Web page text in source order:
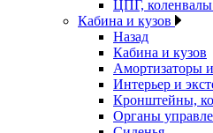
ЦПГ,
Кабина и кузов
Назад
Кабина и кузов
Амортизаторы
Интерьер и
Кронштейны,
Органы